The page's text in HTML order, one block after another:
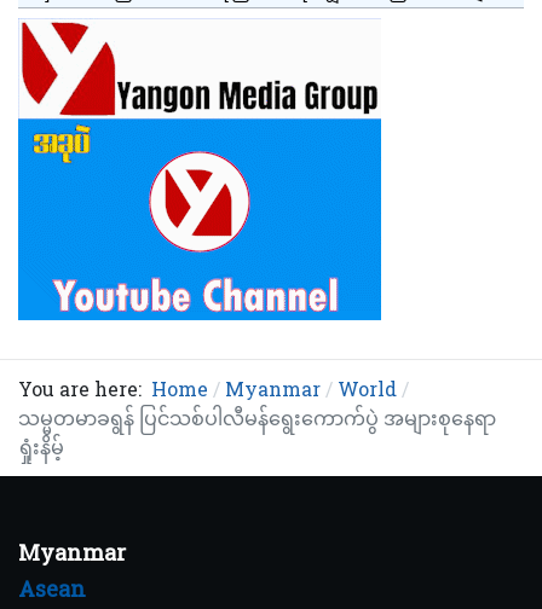
You are here: Home Myanmar
World
သမ္မတမာခရွန် ပြင်သစ်ပါလီမန်ရွေးကောက်ပွဲ အများစုနေရာ
ရှုံးနိမ့်
Myanmar
Asean